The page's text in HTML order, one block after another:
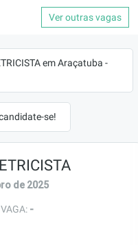
Ver outras vagas
em Araçatuba -
se!
de 2025
-